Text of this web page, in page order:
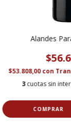
Alandes
$53.808,00con
3 cuotas sin